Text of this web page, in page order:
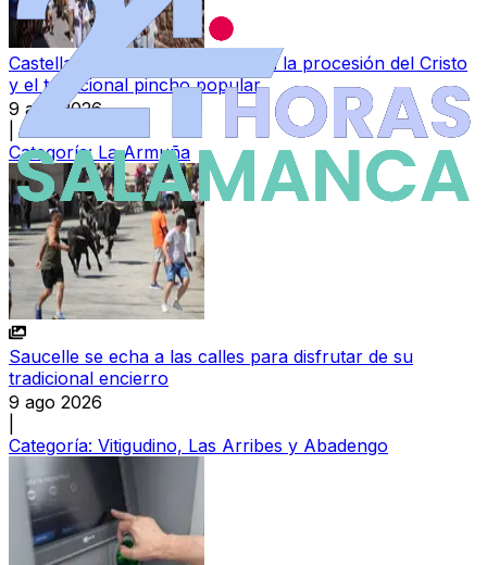
Castellanos de Moriscos celebra la procesión del Cristo
y el tradicional pincho popular
9 ago 2026
Categoría: La Armuña
Saucelle se echa a las calles para disfrutar de su
tradicional encierro
9 ago 2026
Categoría: Vitigudino, Las Arribes y Abadengo